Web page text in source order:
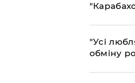
"Усі
обміну